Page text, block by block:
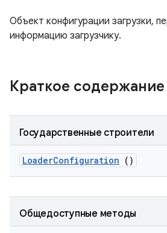
Объект конфигурации загрузки,
информацию загрузчику.
Краткое содержание
Государственные строители
LoaderConfiguration ()
Общедоступные методы